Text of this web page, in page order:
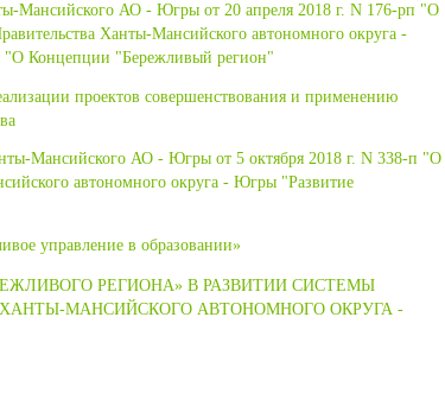
Мансийского АО - Югры от 20 апреля 2018 г. N 176-рп "О
Ханты-Мансийского автономного округа -
"О Концепции "Бережливый регион"
проектов совершенствования и применению
Мансийского АО - Югры от 5 октября 2018 г. N 338-п "О
автономного округа - Югры "Развитие
управление в образовании»
РЕГИОНА» В РАЗВИТИИ СИСТЕМЫ
МАНСИЙСКОГО АВТОНОМНОГО ОКРУГА -